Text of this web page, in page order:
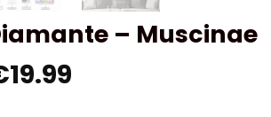
– Muscinae
19.99